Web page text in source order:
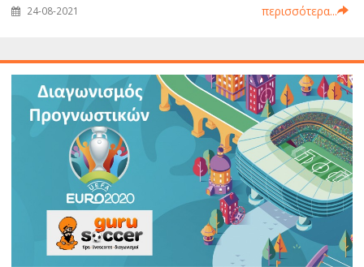
περισσότερα...
24-08-2021